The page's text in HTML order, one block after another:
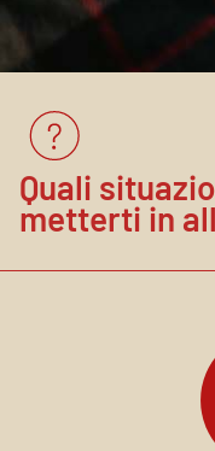
Quali
metterti in